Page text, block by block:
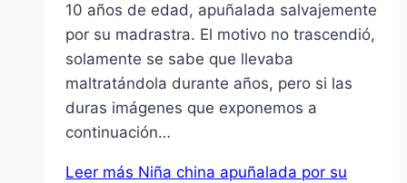
10 años de edad, apuñalada salvajemente
por su madrastra. El motivo no trascendió,
solamente se sabe que llevaba
maltratándola durante años, pero si las
duras imágenes que exponemos a
continuación…
Leer más Niña china apuñalada por su